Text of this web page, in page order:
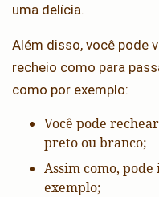
uma delícia.
Além disso, você pode
recheio como para
como por exemplo:
Você pode
preto ou branco;
Assim como,
exemplo;